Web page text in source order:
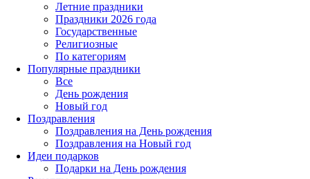
Летние праздники
Праздники 2026 года
Государственные
Религиозные
По категориям
Популярные праздники
Все
День рождения
Новый год
Поздравления
Поздравления на День рождения
Поздравления на Новый год
Идеи подарков
Подарки на День рождения